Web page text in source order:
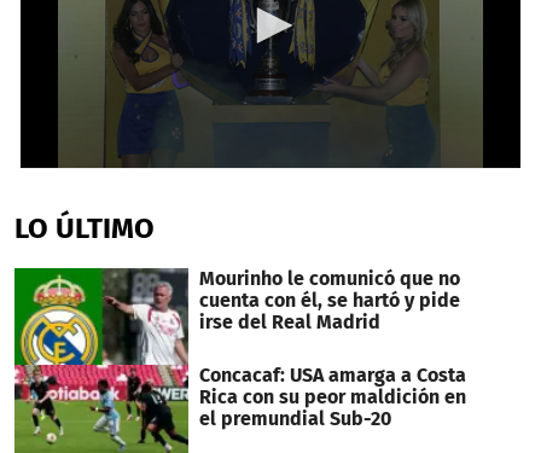
of
2
10
seconds
LO ÚLTIMO
Mourinho le comunicó que no
cuenta con él, se hartó y pide
irse del Real Madrid
Concacaf: USA amarga a Costa
Rica con su peor maldición en
el premundial Sub-20